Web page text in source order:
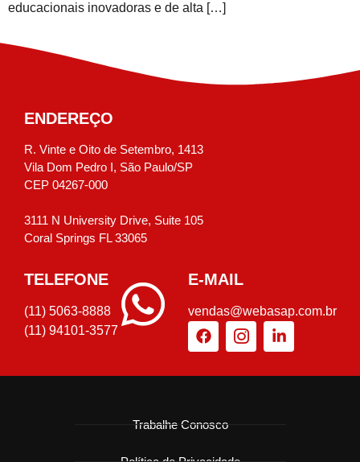
educacionais inovadoras e de alta […]
ENDEREÇO
R. Vinte e Oito de Setembro, 1413
Vila Dom Pedro I, São Paulo/SP
CEP 04267-000
3111 N University Drive, Suite 105
Coral Springs FL 33065
TELEFONE
(11) 5063-8888
(11) 94101-3577
E-MAIL
vendas@webasap.com.br
Trabalhe Conosco